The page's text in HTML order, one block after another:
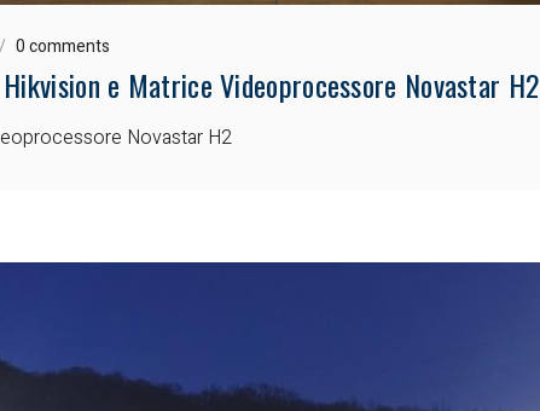
0 comments
e Matrice Videoprocessore Novastar H2
Novastar H2